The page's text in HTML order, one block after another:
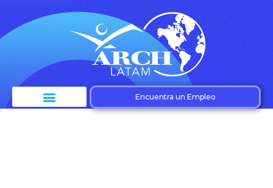
Encuentra un Empleo